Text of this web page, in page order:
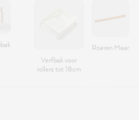
Verfbak voor
rollers tot 18cm
Roeren Maar